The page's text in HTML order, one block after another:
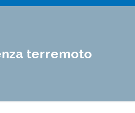
terremoto